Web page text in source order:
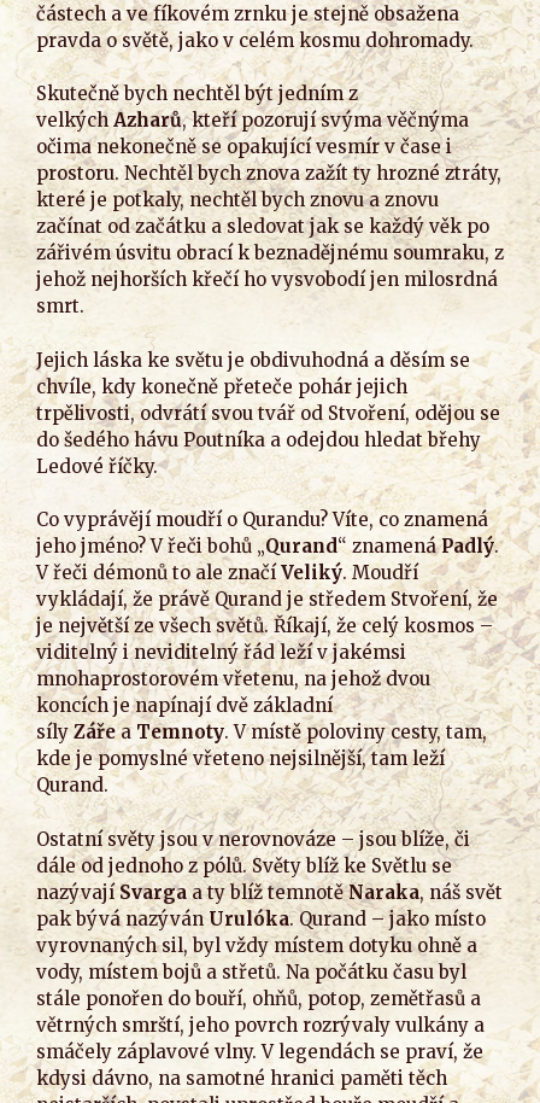
částech a ve fíkovém zrnku je stejně obsažena
pravda o světě, jako v celém kosmu dohromady.
Skutečně bych nechtěl být jedním z
velkých Azharů, kteří pozorují svýma věčnýma
očima nekonečně se opakující vesmír v čase i
prostoru. Nechtěl bych znova zažít ty hrozné ztráty,
které je potkaly, nechtěl bych znovu a znovu
začínat od začátku a sledovat jak se každý věk po
zářivém úsvitu obrací k beznadějnému soumraku, z
jehož nejhorších křečí ho vysvobodí jen milosrdná
smrt.
Jejich láska ke světu je obdivuhodná a děsím se
chvíle, kdy konečně přeteče pohár jejich
trpělivosti, odvrátí svou tvář od Stvoření, odějou se
do šedého hávu Poutníka a odejdou hledat břehy
Ledové říčky.
Co vyprávějí moudří o Qurandu? Víte, co znamená
jeho jméno? V řeči bohů „Qurand“ znamenáPadlý.
V řeči démonů to ale značíVeliký. Moudří
vykládají, že právě Qurand je středem Stvoření, že
je největší ze všech světů. Říkají, že celý kosmos –
viditelný i neviditelný řád leží v jakémsi
mnohaprostorovém vřetenu, na jehož dvou
koncích je napínají dvě základní
sílyZářea Temnoty. V místě poloviny cesty, tam,
kde je pomyslné vřeteno nejsilnější, tam leží
Qurand.
Ostatní světy jsou v nerovnováze – jsou blíže, či
dále od jednoho z pólů. Světy blíž ke Světlu se
nazývajíSvargaa ty blíž temnotěNaraka, náš svět
pak bývá nazývánUrulóka. Qurand – jako místo
vyrovnaných sil, byl vždy místem dotyku ohně a
vody, místem bojů a střetů. Na počátku času byl
stále ponořen do bouří, ohňů, potop, zemětřasů a
větrných smrští, jeho povrch rozrývaly vulkány a
smáčely záplavové vlny.V legendách se praví, že
kdysi dávno, na samotné hranici paměti těch